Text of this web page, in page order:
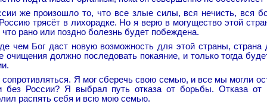
же произошло то, что все злые силы, вся нечисть, вся
трясёт в лихорадке. Но я верю в могущество этой
рано или поздно болезнь будет побеждена.
чем Бог даст новую возможность для этой страны, страна
очищения должно последовать покаяние, и только тогда
сопротивляться. Я мог сберечь свою семью, и все мы могли
без России? Я выбрал путь отказа от борьбы. Отказа
распять себя и всю мою семью.